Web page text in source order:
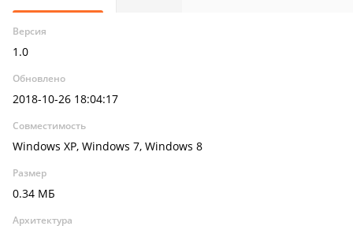
Версия
1.0
Обновлено
2018-10-26 18:04:17
Совместимость
Windows XP, Windows 7, Windows 8
Размер
0.34 МБ
Архитектура